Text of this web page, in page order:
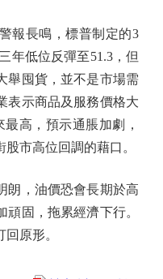
長鳴，標普制定的3
年低位反彈至51.3，但
舉囤貨，並不是市場需
表示商品及服務價格大
高，預示通脹加劇，
市高位回調的藉口。
，油價恐會長期於高
固，拖累經濟下行。
原形。